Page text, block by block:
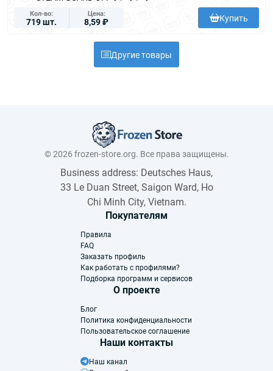
Кол-во
719 шт.
Цена
8,59 ₽ Купить
Другие товары
© 2026 frozen-store.org. Все права защищены.
Business address: Deutsches Haus,
33 Le Duan Street, Saigon Ward, Ho
Chi Minh City, Vietnam.
Покупателям
Правила
FAQ
Заказать профиль
Как работать с профилями?
Подборка программ и сервисов
О проекте
Блог
Политика конфиденциальности
Пользовательское соглашение
Наши контакты
Наш канал